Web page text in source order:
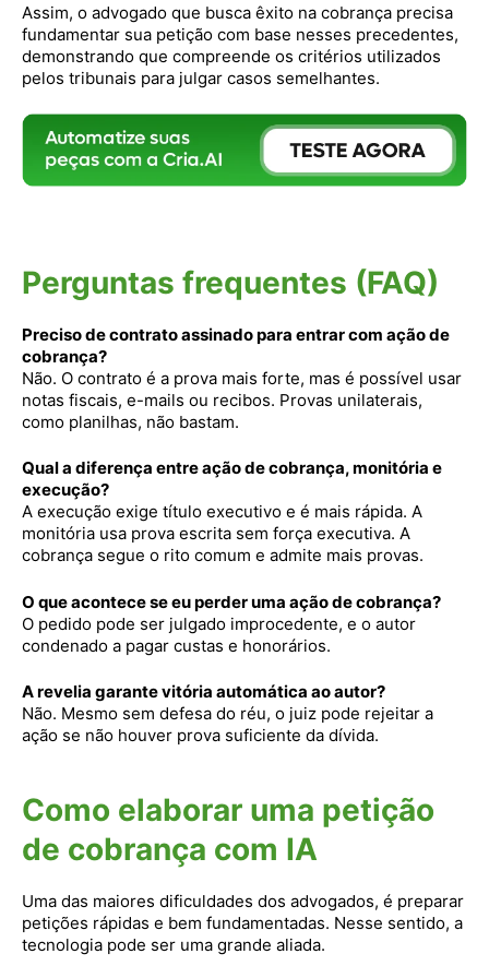
Assim, o advogado que busca êxito na cobrança precisa
fundamentar sua petição com base nesses precedentes,
demonstrando que compreende os critérios utilizados
pelos tribunais para julgar casos semelhantes.
Perguntas frequentes (FAQ)
Preciso de contrato assinado para entrar com ação de
cobrança?
Não. O contrato é a prova mais forte, mas é possível usar
notas fiscais, e-mails ou recibos. Provas unilaterais,
como planilhas, não bastam.
Qual a diferença entre ação de cobrança, monitória e
execução?
A execução exige título executivo e é mais rápida. A
monitória usa prova escrita sem força executiva. A
cobrança segue o rito comum e admite mais provas.
O que acontece se eu perder uma ação de cobrança?
O pedido pode ser julgado improcedente, e o autor
condenado a pagar custas e honorários.
A revelia garante vitória automática ao autor?
Não. Mesmo sem defesa do réu, o juiz pode rejeitar a
ação se não houver prova suficiente da dívida.
Como elaborar uma petição
de cobrança com IA
Uma das maiores dificuldades dos advogados, é preparar
petições rápidas e bem fundamentadas. Nesse sentido, a
tecnologia pode ser uma grande aliada.